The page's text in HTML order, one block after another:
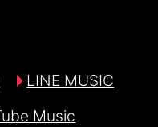
LINE MUSIC
Music